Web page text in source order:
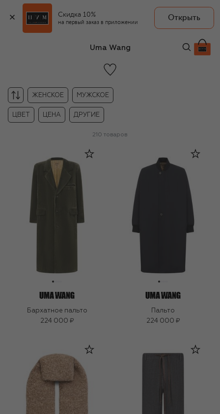
Скидка 10%
на первый заказ в приложении
Открыть
Uma Wang
ЖЕНСКОЕ МУЖСКОЕ
ЦВЕТ ЦЕНА ДРУГИЕ
210 товаров
Бархатное пальто
224 000 ₽
Пальто
224 000 ₽